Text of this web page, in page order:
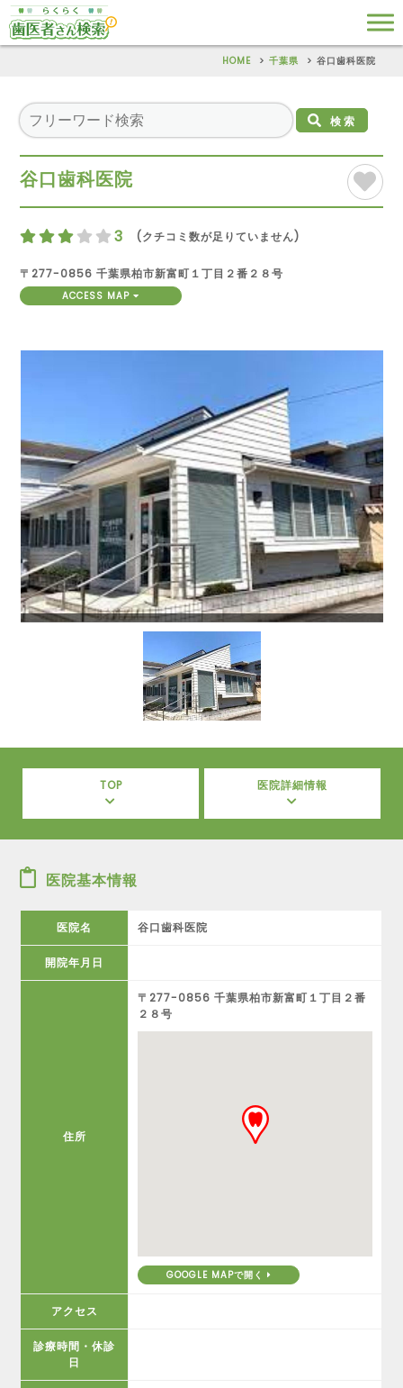
HOME 千葉県 谷口歯科医院
検索
谷口歯科医院
3 (クチコミ数が足りていません)
〒277-0856 千葉県柏市新富町１丁目２番２８号
ACCESS MAP
TOP 医院詳細情報
医院基本情報
医院名 谷口歯科医院
開院年月日
住所
〒277-0856 千葉県柏市新富町１丁目２番
２８号
GOOGLE MAPで開く
アクセス
診療時間・休診
日